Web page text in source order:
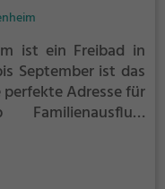
ist ein Freibad in
September ist das
perfekte Adresse für
kommt jeder auf
kann die